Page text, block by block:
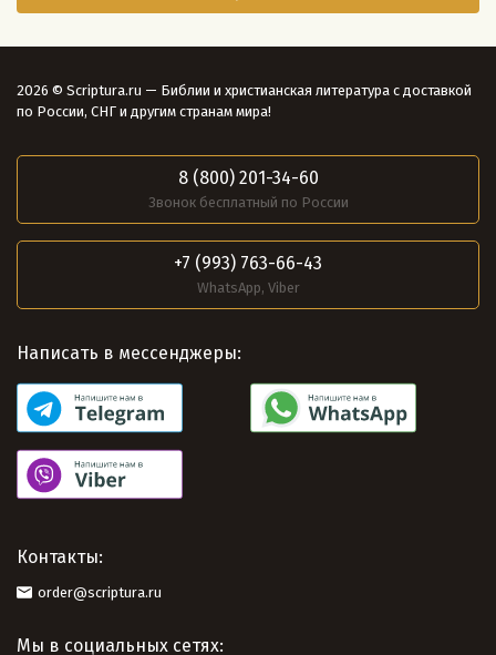
2026 © Scriptura.ru — Библии и христианская литература с доставкой
по России, СНГ и другим странам мира!
8 (800) 201-34-60
Звонок бесплатный по России
+7 (993) 763-66-43
WhatsApp, Viber
Написать в мессенджеры:
Контакты:
order@scriptura.ru
Мы в социальных сетях: